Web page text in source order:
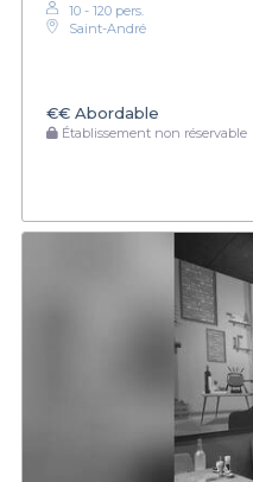
10 - 120 pers.
Saint-André
€€ Abordable
Établissement non réservable